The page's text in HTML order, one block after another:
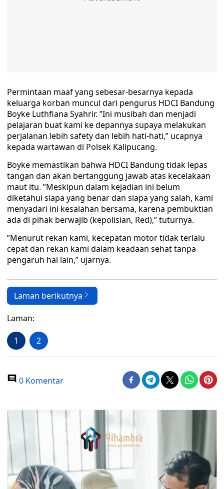
Permintaan maaf yang sebesar-besarnya kepada
keluarga korban muncul dari pengurus HDCI Bandung
Boyke Luthfiana Syahrir. ”Ini musibah dan menjadi
pelajaran buat kami ke depannya supaya melakukan
perjalanan lebih safety dan lebih hati-hati,” ucapnya
kepada wartawan di Polsek Kalipucang.
Boyke memastikan bahwa HDCI Bandung tidak lepas
tangan dan akan bertanggung jawab atas kecelakaan
maut itu. ”Meskipun dalam kejadian ini belum
diketahui siapa yang benar dan siapa yang salah, kami
menyadari ini kesalahan bersama, karena pembuktian
ada di pihak berwajib (kepolisian, Red),” tuturnya.
”Menurut rekan kami, kecepatan motor tidak terlalu
cepat dan rekan kami dalam keadaan sehat tanpa
pengaruh hal lain,” ujarnya.
Laman berikutnya
Laman:
1 2
0 Komentar